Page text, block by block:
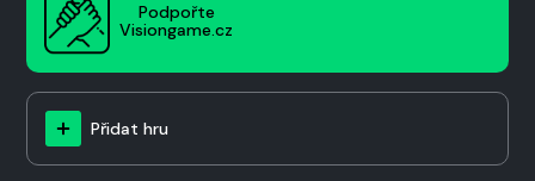
Podpořte
Visiongame.cz
Přidat hru